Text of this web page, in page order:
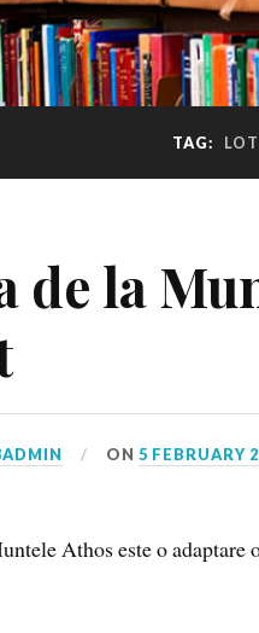
TAG:
de la
ON5 FEBRUARY
Athos este o adaptare